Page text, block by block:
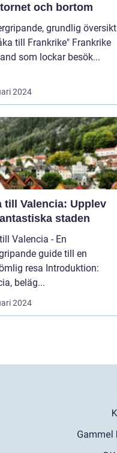
och bortom
grundlig översikt
till Frankrike" Frankrike
som lockar besök...
2024
till Valencia: Upplev
staden
Valencia - En
guide till en
Introduktion:
beläg...
2024